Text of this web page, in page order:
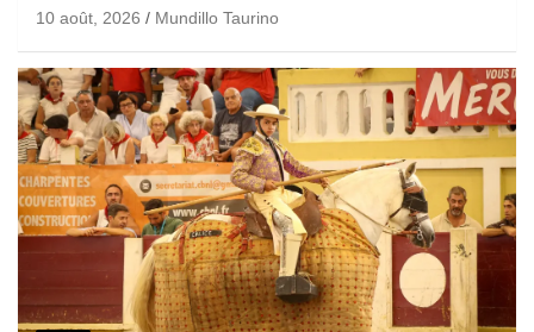
10 août, 2026 Mundillo Taurino